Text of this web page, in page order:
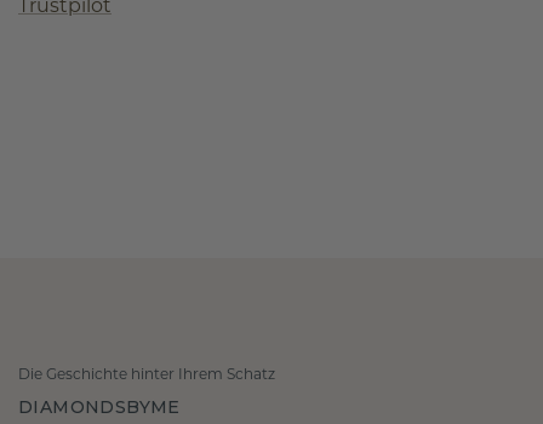
Trustpilot
Die Geschichte hinter Ihrem Schatz
DIAMONDSBYME